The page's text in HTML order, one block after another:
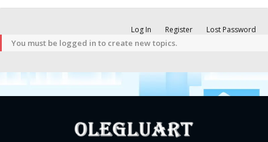
Log In Register Lost Password
You must be logged in to create new topics.